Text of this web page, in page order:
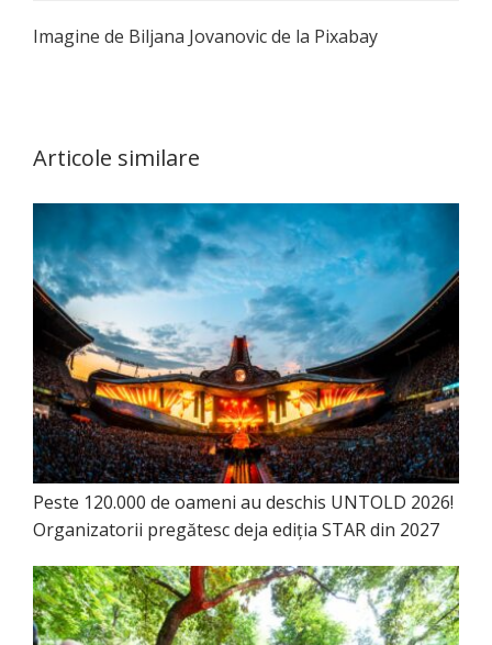
Imagine de Biljana Jovanovic de la Pixabay
Articole similare
Peste 120.000 de oameni au deschis UNTOLD 2026!
Organizatorii pregătesc deja ediția STAR din 2027